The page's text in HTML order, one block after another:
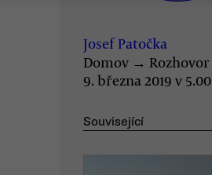
Josef Patočka
Domov → Rozhovor
9. března 2019 v 5.00
Související